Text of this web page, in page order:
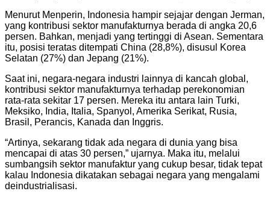
Menurut Menperin, Indonesia hampir sejajar dengan Jerman,
yang kontribusi sektor manufakturnya berada di angka 20,6
persen. Bahkan, menjadi yang tertinggi di Asean. Sementara
itu, posisi teratas ditempati China (28,8%), disusul Korea
Selatan (27%) dan Jepang (21%).
Saat ini, negara-negara industri lainnya di kancah global,
kontribusi sektor manufakturnya terhadap perekonomian
rata-rata sekitar 17 persen. Mereka itu antara lain Turki,
Meksiko, India, Italia, Spanyol, Amerika Serikat, Rusia,
Brasil, Perancis, Kanada dan Inggris.
“Artinya, sekarang tidak ada negara di dunia yang bisa
mencapai di atas 30 persen,” ujarnya. Maka itu, melalui
sumbangsih sektor manufaktur yang cukup besar, tidak tepat
kalau Indonesia dikatakan sebagai negara yang mengalami
deindustrialisasi.